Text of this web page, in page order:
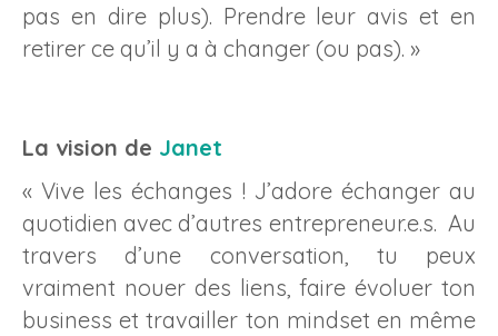
pas en dire plus). Prendre leur avis et en
retirer ce qu’il y a à changer (ou pas). »
La vision de Janet
« Vive les échanges ! J’adore échanger au
quotidien avec d’autres entrepreneur.e.s. Au
travers d’une conversation, tu peux
vraiment nouer des liens, faire évoluer ton
business et travailler ton mindset en même